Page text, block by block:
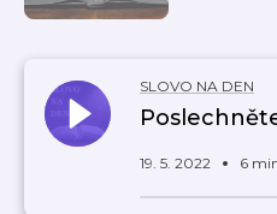
SLOVO NA DEN
19. 5. 2022 6